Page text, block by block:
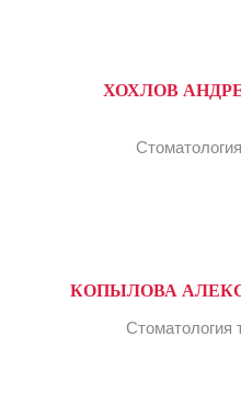
ХОХЛОВ
КОПЫЛОВА
Стоматология